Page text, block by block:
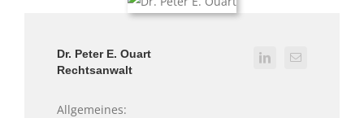
Dr. Peter E. Ouart
Rechtsanwalt
Allgemeines: